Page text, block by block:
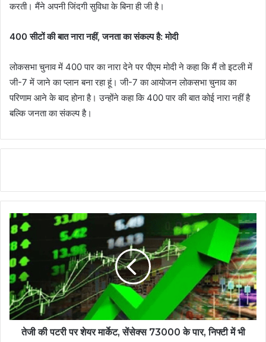
करती। मैंने अपनी जिंदगी सुविधा के बिना ही जी है।
400 सीटों की बात नारा नहीं, जनता का संकल्प है: मोदी
लोकसभा चुनाव में 400 पार का नारा देने पर पीएम मोदी ने कहा कि मैं तो इटली में
जी-7 में जाने का प्लान बना रहा हूं। जी-7 का आयोजन लोकसभा चुनाव का
परिणाम आने के बाद होना है। उन्होंने कहा कि 400 पार की बात कोई नारा नहीं है
बल्कि जनता का संकल्प है।
तेजी की पटरी पर शेयर मार्केट, सेंसेक्स 73000 के पार, निफ्टी में भी